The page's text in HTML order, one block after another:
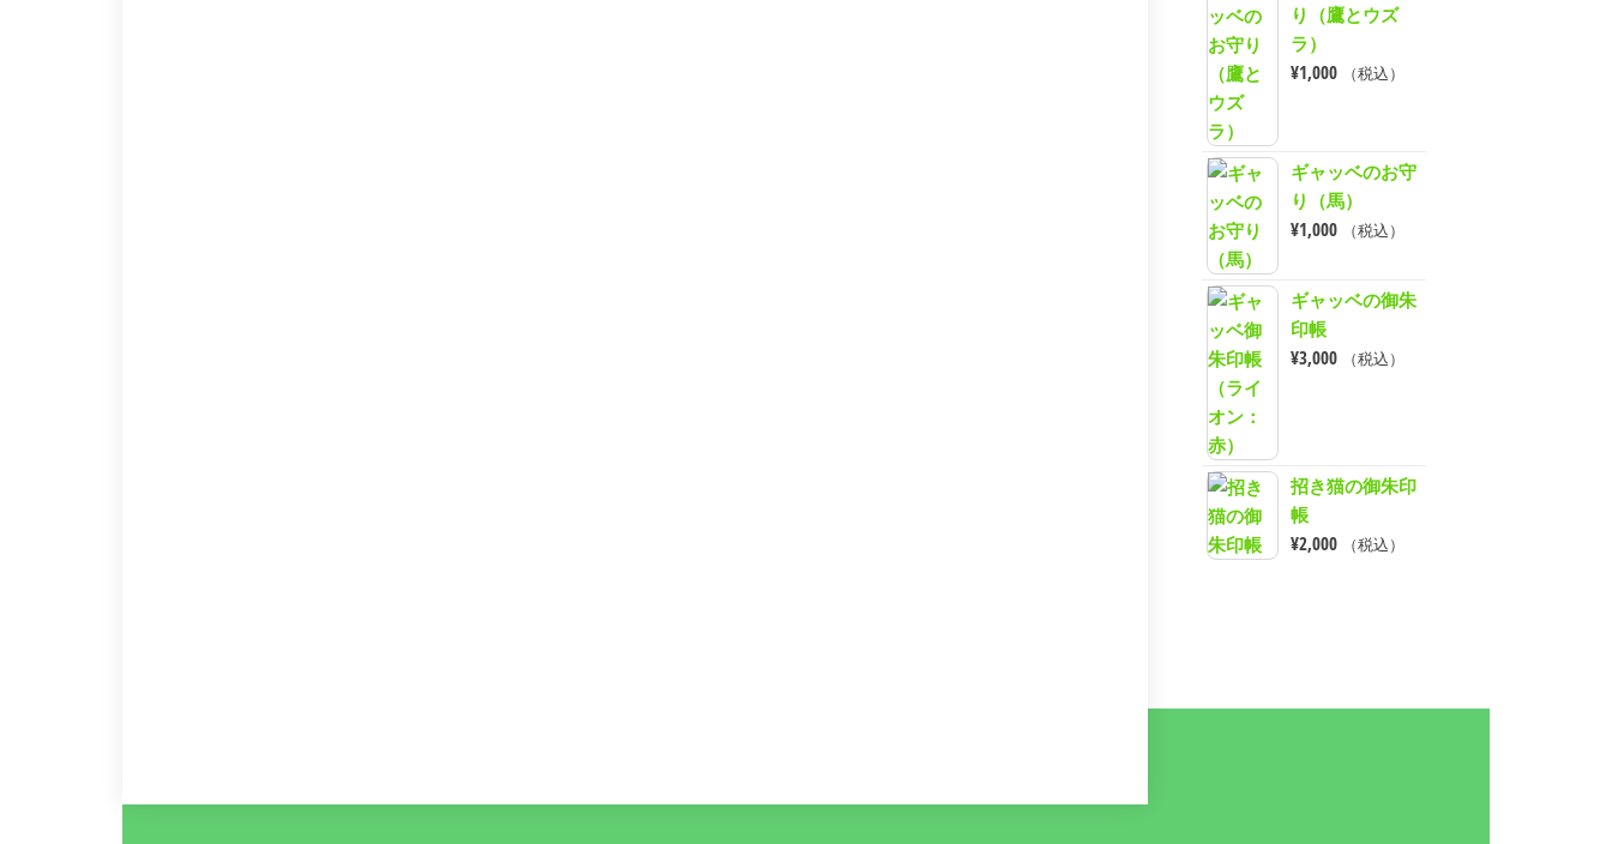
り（鷹とウズ
ラ）
¥1,000 （税込）
ギャッベのお守
り（馬）
¥1,000 （税込）
ギャッベの御朱
印帳
¥3,000 （税込）
招き猫の御朱印
帳
¥2,000 （税込）